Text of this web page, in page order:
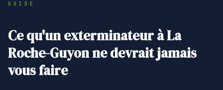
GUIDE
Ce qu'un exterminateur à La
Roche-Guyon ne devrait jamais
vous faire